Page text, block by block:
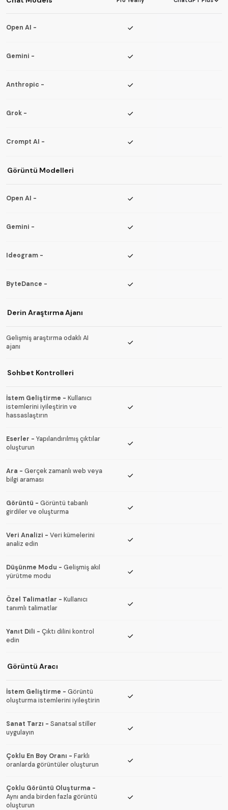
Open AI -
Gemini -
Anthropic -
Grok -
Crompt AI -
Görüntü Modelleri
Open AI -
Gemini -
Ideogram -
ByteDance -
Derin Araştırma Ajanı
Gelişmiş araştırma odaklı AI
ajanı
Sohbet Kontrolleri
İstem Geliştirme - Kullanıcı
istemlerini iyileştirin ve
hassaslaştırın
Eserler - Yapılandırılmış çıktılar
oluşturun
Ara - Gerçek zamanlı web veya
bilgi araması
Görüntü - Görüntü tabanlı
girdiler ve oluşturma
Veri Analizi - Veri kümelerini
analiz edin
Düşünme Modu - Gelişmiş akıl
yürütme modu
Özel Talimatlar - Kullanıcı
tanımlı talimatlar
Yanıt Dili - Çıktı dilini kontrol
edin
Görüntü Aracı
İstem Geliştirme - Görüntü
oluşturma istemlerini iyileştirin
Sanat Tarzı - Sanatsal stiller
uygulayın
Çoklu En Boy Oranı - Farklı
oranlarda görüntüler oluşturun
Çoklu Görüntü Oluşturma -
Aynı anda birden fazla görüntü
oluşturun